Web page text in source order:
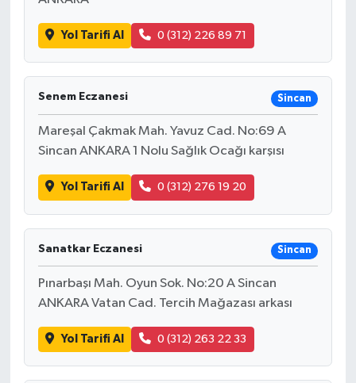
Yol Tarifi Al 0 (312) 226 89 71
Senem Eczanesi Sincan
Mareşal Çakmak Mah. Yavuz Cad. No:69 A
Sincan ANKARA 1 Nolu Sağlık Ocağı karşısı
Yol Tarifi Al 0 (312) 276 19 20
Sanatkar Eczanesi Sincan
Pınarbaşı Mah. Oyun Sok. No:20 A Sincan
ANKARA Vatan Cad. Tercih Mağazası arkası
Yol Tarifi Al 0 (312) 263 22 33